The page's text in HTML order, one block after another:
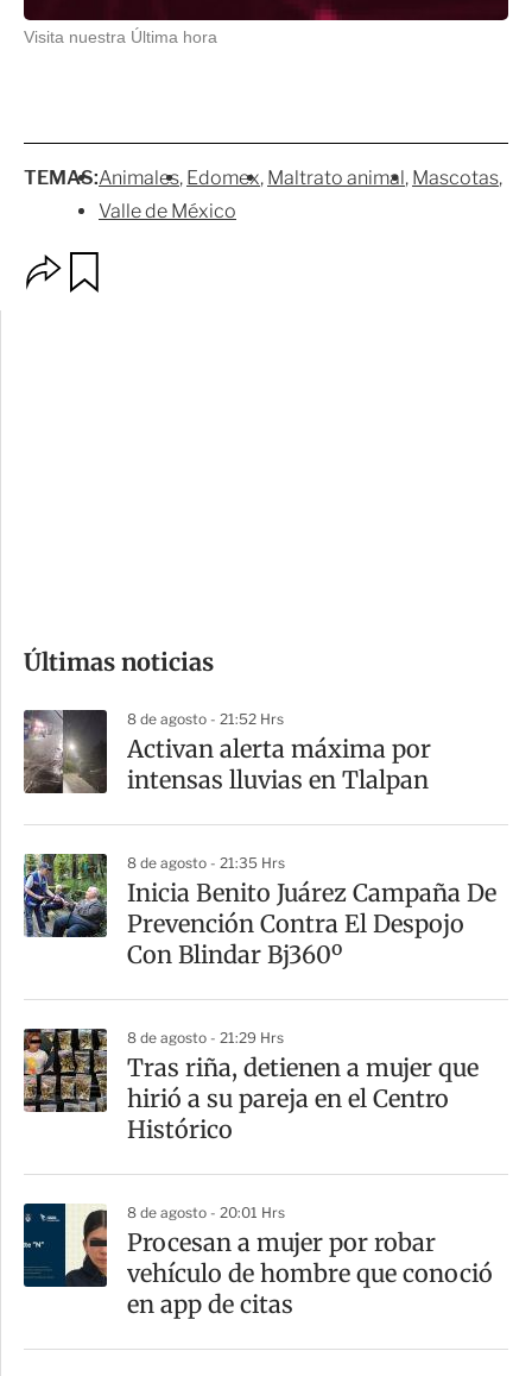
Visita nuestra Última hora
TEMAS:Animales Edomex Maltrato animal Mascotas
Valle de México
p
m
a
r
t
i
r
Últimas noticias
8 de agosto - 21:52 Hrs
Activan alerta máxima por
intensas lluvias en Tlalpan
8 de agosto - 21:35 Hrs
Inicia Benito Juárez Campaña De
Prevención Contra El Despojo
Con Blindar Bj360º
8 de agosto - 21:29 Hrs
Tras riña, detienen a mujer que
hirió a su pareja en el Centro
Histórico
8 de agosto - 20:01 Hrs
Procesan a mujer por robar
vehículo de hombre que conoció
en app de citas